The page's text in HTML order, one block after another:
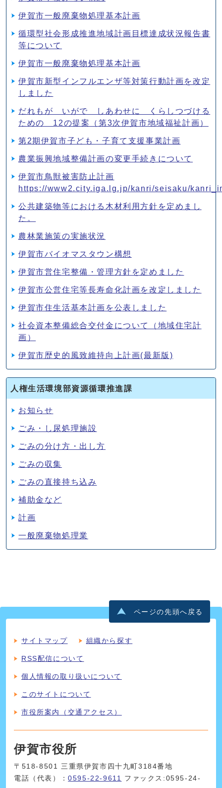
伊賀市一般廃棄物処理基本計画
循環型社会形成推進地域計画目標達成状況報告書
等について
伊賀市一般廃棄物処理基本計画
伊賀市新型インフルエンザ等対策行動計画を改定
しました
だれもが いがで しあわせに くらしつづける
ための 12の提案（第3次伊賀市地域福祉計画）
第2期伊賀市子ども・子育て支援事業計画
農業振興地域整備計画の変更手続きについて
伊賀市鳥獣被害防止計画
https://www2.city.iga.lg.jp/kanri/seisaku/
公共建築物等における木材利用方針を定めまし
た。
農林業施策の実施状況
伊賀市バイオマスタウン構想
伊賀市営住宅整備・管理方針を定めました
伊賀市公営住宅等長寿命化計画を改定しました
伊賀市住生活基本計画を公表しました
社会資本整備総合交付金について（地域住宅計
画）
伊賀市歴史的風致維持向上計画(最新版)
人権生活環境部資源循環推進課
お知らせ
ごみ・し尿処理施設
ごみの分け方・出し方
ごみの収集
ごみの直接持ち込み
補助金など
計画
一般廃棄物処理業
ページの先頭へ戻る
サイトマップ 組織から探す
RSS配信について
個人情報の取り扱いについて
このサイトについて
市役所案内（交通アクセス）
伊賀市役所
〒518-8501 三重県伊賀市四十九町3184番地
電話（代表）：0595-22-9611
ファックス:0595-24-